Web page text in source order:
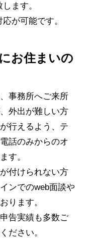
ます。
が可能です。
お住まいの
事務所へご来所
外出が難しい方
行えるよう、テ
話のみからのオ
す。
付けられない方
ンでのweb面談や
ります。
告実績も多数ご
ださい。